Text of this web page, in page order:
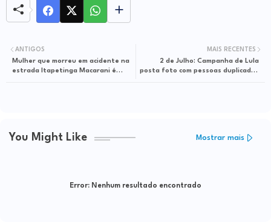
MAIS RECENTES
2 de Julho: Campanha de Lula
posta foto com pessoas duplicadas
ANTIGOS
Mulher que morreu em acidente na
estrada Itapetinga Macarani é
You Might Like Mostrar mais
Error: Nenhum resultado encontrado